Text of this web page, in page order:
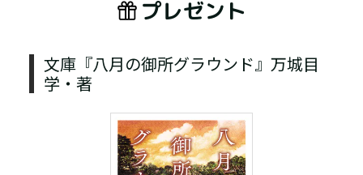
プレゼント
文庫『八月の御所グラウンド』万城目
学・著